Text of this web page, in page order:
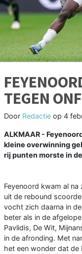
TEGEN
Door Redactie op 4
ALKMAAR -
kleine overwinning
rij punten morste in
Feyenoord kwam al
uit de rebound
vocht zich daarna in
beter als in de
Pavlidis, De Wit,
in de afronding. Met
het een wonder dat de